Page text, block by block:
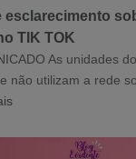
esclarecimento
TIK TOK
As unidades
não utilizam a rede